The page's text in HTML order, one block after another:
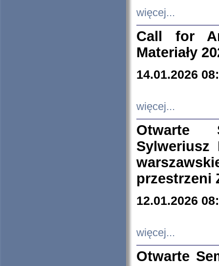
więcej...
Call for
Materiały
14.01.2026
więcej...
Otwarte
Sylweriusz
przestrzeni
12.01.2026
więcej...
Otwarte